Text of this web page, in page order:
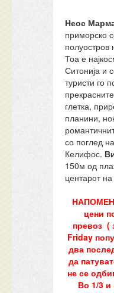
Неос
приморско
полуостров
Тоа е
Ситонија и
туристи го
глетка,
планини,
со поглед
Келифос.
150м од
центарот на
цени
превоз (
Friday
два
да
не се
Во 1/3 и